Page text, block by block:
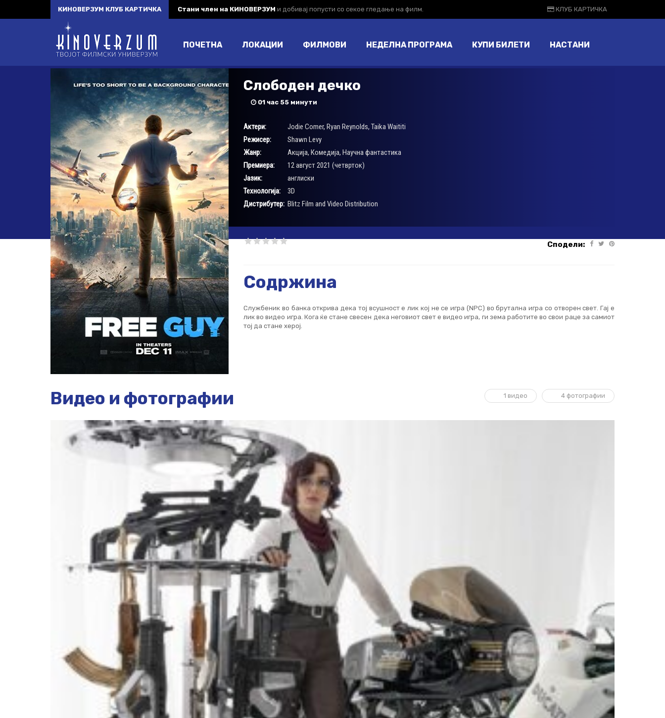
КИНОВЕРЗУМ КЛУБ КАРТИЧКА Стани член на КИНОВЕРЗУМ и добивај попусти со секое гледање на филм. КЛУБ КАРТИЧКА
ПОЧЕТНА ЛОКАЦИИ ФИЛМОВИ НЕДЕЛНА ПРОГРАМА КУПИ БИЛЕТИ НАСТАНИ
Слободен дечко
01 час 55 минути
Актери: Jodie Comer, Ryan Reynolds, Taika Waititi
Режисер:
Shawn Levy
Жанр:
Акција, Комедија, Научна фантастика
Премиера:
12 август 2021 (четврток)
Јазик:
англиски
Технологија:
3D
Дистрибутер: Blitz Film and Video Distribution
Сподели:
Содржина
Службеник во банка открива дека тој всушност е лик кој не се игра (NPC) во брутална игра со отворен свет. Гај е
лик во видео игра. Кога ќе стане свесен дека неговиот свет е видео игра, ги зема работите во свои раце за самиот
тој да стане херој.
Видео и фотографии 1 видео 4 фотографии